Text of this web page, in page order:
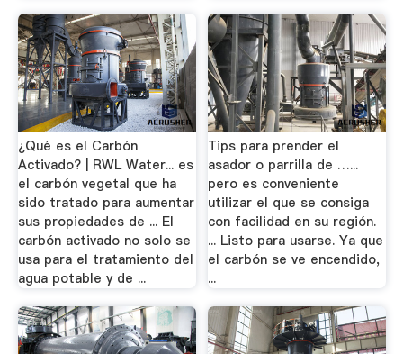
¿Qué es el Carbón
Activado? | RWL Water... es
el carbón vegetal que ha
sido tratado para aumentar
sus propiedades de ... El
carbón activado no solo se
usa para el tratamiento del
agua potable y de ...
Tips para prender el
asador o parrilla de …...
pero es conveniente
utilizar el que se consiga
con facilidad en su región.
... Listo para usarse. Ya que
el carbón se ve encendido,
...